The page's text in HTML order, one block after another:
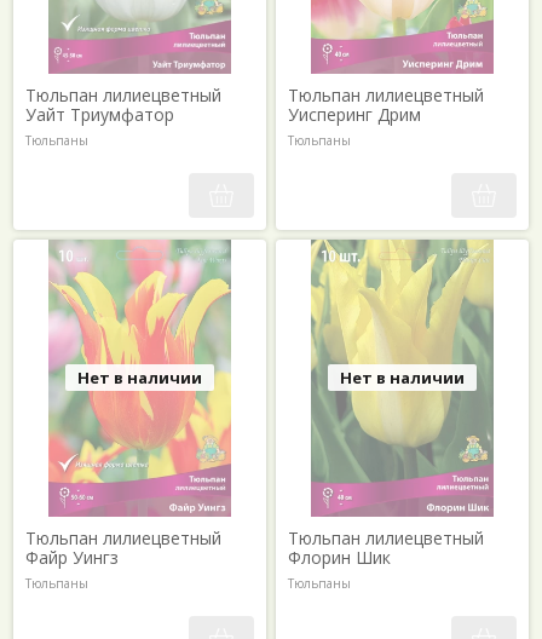
Тюльпан лилиецветный
Уайт Триумфатор
Тюльпаны
Тюльпан лилиецветный
Уисперинг Дрим
Тюльпаны
Нет в наличии
Тюльпан лилиецветный
Файр Уингз
Тюльпаны
Нет в наличии
Тюльпан лилиецветный
Флорин Шик
Тюльпаны